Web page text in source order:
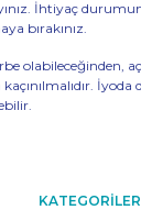
İhtiyaç
bırakınız.
olabileceğinden,
İyoda